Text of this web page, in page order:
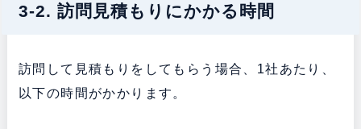
3-2. 訪問見積もりにかかる時間
訪問して見積もりをしてもらう場合、1社あたり、
以下の時間がかかります。